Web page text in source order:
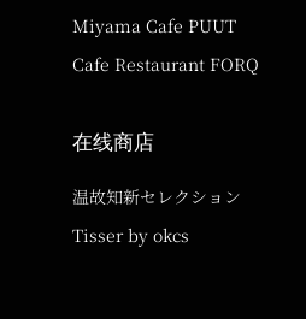
Miyama Cafe PUUT
Cafe Restaurant FORQ
在线商店
温故知新セレクション
Tisser by okcs